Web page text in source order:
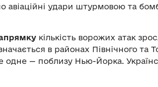
авіаційні удари штурмовою та
кількість ворожих атак
в районах Північного та
одне — поблизу Нью-Йорка.